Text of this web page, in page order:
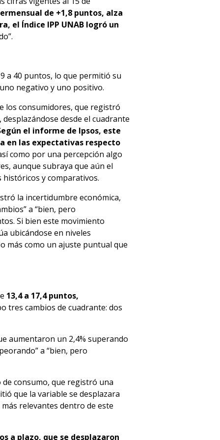
de +1,8 puntos, alza
el Índice IPP UNAB logró un
a 40 puntos, lo que permitió su
negativo y uno positivo.
los consumidores, que registró
desde el cuadrante
el informe de Ipsos, este
en las expectativas respecto
como por una percepción algo
aunque subraya que aún el
y comparativos.
la incertidumbre económica,
a “bien, pero
Si bien este movimiento
ubicándose en niveles
más como un ajuste puntual que
13,4 a 17,4 puntos,
tres cambios de cuadrante: dos
aumentaron un 2,4% superando
a “bien, pero
consumo, que registró una
que la variable se desplazara
relevantes dentro de este
a plazo, que se desplazaron